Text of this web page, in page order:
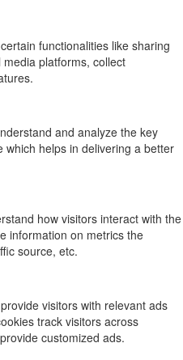
functionalities like sharing
platforms, collect
and analyze the key
helps in delivering a better
how visitors interact with the
information on metrics the
source, etc.
visitors with relevant ads
track visitors across
customized ads.